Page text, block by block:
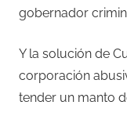
gobernador
Y la solución de
corporación
tender un manto